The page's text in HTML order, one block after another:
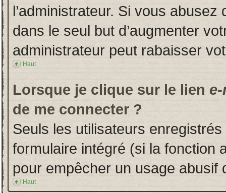
l’administrateur. Si vous
dans le seul but d’augmenter
administrateur peut rabaisser
Haut
Lorsque je clique sur le lien
de me connecter ?
Seuls les utilisateurs
formulaire intégré (si la fonction
pour empêcher un usage abusif
Haut